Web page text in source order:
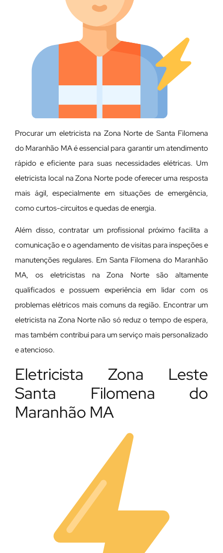
Procurar um eletricista na Zona Norte de Santa Filomena
do Maranhão MA é essencial para garantir um atendimento
rápido e eficiente para suas necessidades elétricas. Um
eletricista local na Zona Norte pode oferecer uma resposta
mais ágil, especialmente em situações de emergência,
como curtos-circuitos e quedas de energia.
Além disso, contratar um profissional próximo facilita a
comunicação e o agendamento de visitas para inspeções e
manutenções regulares. Em Santa Filomena do Maranhão
MA, os eletricistas na Zona Norte são altamente
qualificados e possuem experiência em lidar com os
problemas elétricos mais comuns da região. Encontrar um
eletricista na Zona Norte não só reduz o tempo de espera,
mas também contribui para um serviço mais personalizado
e atencioso.
Eletricista Zona Leste
Santa Filomena do
Maranhão MA